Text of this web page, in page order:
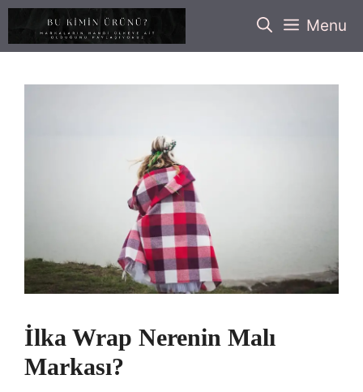
İçeriğe
Menu
İlka Wrap Nerenin Malı
Markası?